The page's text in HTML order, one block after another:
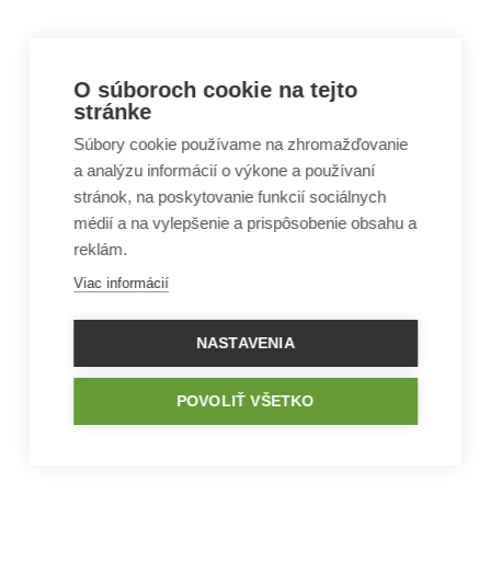
O súboroch cookie na tejto
stránke
Súbory cookie používame na zhromažďovanie
a analýzu informácií o výkone a používaní
stránok, na poskytovanie funkcií sociálnych
médií a na vylepšenie a prispôsobenie obsahu a
reklám.
Viac informácií
NASTAVENIA
POVOLIŤ VŠETKO